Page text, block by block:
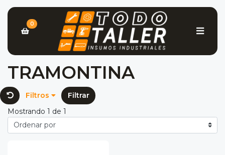
0
TRAMONTINA
Filtros
Filtrar
Mostrando 1 de 1